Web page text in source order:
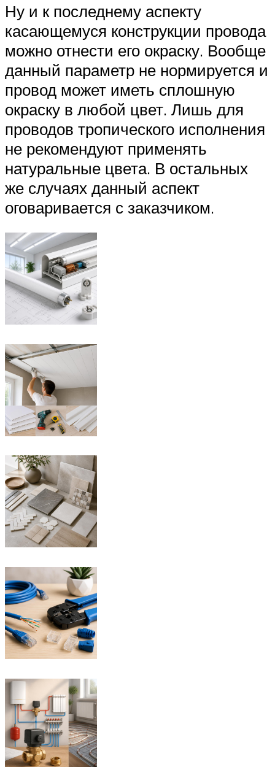
Ну и к последнему аспекту
касающемуся конструкции провода
можно отнести его окраску. Вообще
данный параметр не нормируется и
провод может иметь сплошную
окраску в любой цвет. Лишь для
проводов тропического исполнения
не рекомендуют применять
натуральные цвета. В остальных
же случаях данный аспект
оговаривается с заказчиком.